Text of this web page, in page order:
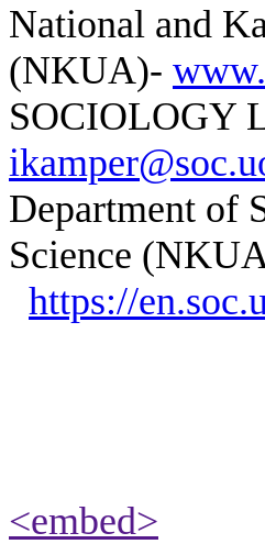
National and
(NKUA)-
SOCIOLOGY
Department of
Science
https://
<embed>